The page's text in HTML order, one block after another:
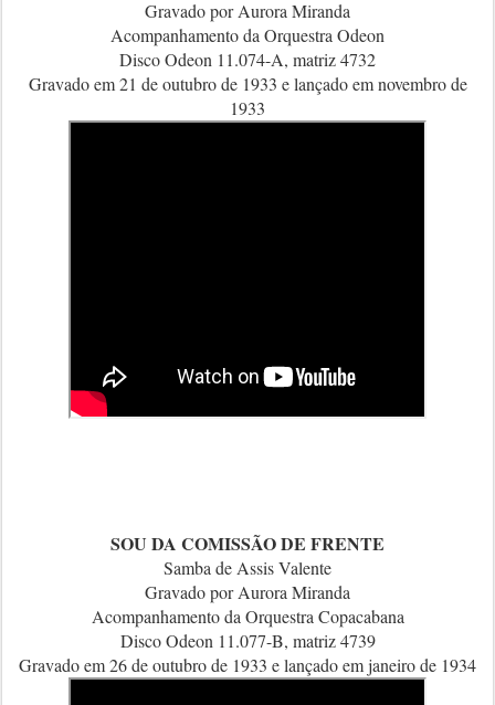
Gravado por Aurora Miranda
Acompanhamento da Orquestra Odeon
Disco Odeon 11.074-A, matriz 4732
Gravado em 21 de outubro de 1933 e lançado em novembro de
1933
SOU DA COMISSÃO DE FRENTE
Samba de Assis Valente
Gravado por Aurora Miranda
Acompanhamento da Orquestra Copacabana
Disco Odeon 11.077-B, matriz 4739
Gravado em 26 de outubro de 1933 e lançado em janeiro de 1934